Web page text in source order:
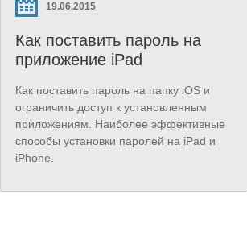
19.06.2015
Как поставить пароль на
приложение iPad
Как поставить пароль на папку iOS и
ограничить доступ к установленным
приложениям. Наиболее эффективные
способы установки паролей на iPad и
iPhone.